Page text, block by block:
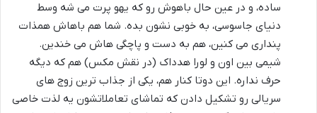
ساده، و در عین حال باهوش رو که یهو پرت می شه وسط
دنیای جاسوسی، به خوبی نشون بده. شما هم باهاش همذات
پنداری می کنین، هم به دست و پاچگی هاش می خندین.
شیمی بین اون و لورا هدداک (در نقش مکس) هم که دیگه
حرف نداره. این دوتا کنار هم، یکی از جذاب ترین زوج های
سریالی رو تشکیل دادن که تماشای تعاملاتشون یه لذت خاصی